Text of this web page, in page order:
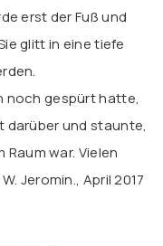
erst der Fuß und
glitt in eine tiefe
noch gespürt hatte,
darüber und staunte,
war. Vielen
Jeromin., April 2017